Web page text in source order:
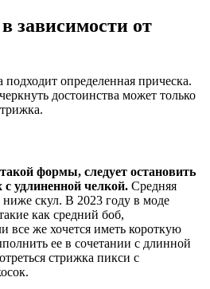
зависимости от
определенная прическа.
достоинства может только
формы, следует остановить
удлиненной челкой. Средняя
скул. В 2023 году в моде
как средний боб,
все же хочется иметь короткую
ее в сочетании с длинной
стрижка пикси с